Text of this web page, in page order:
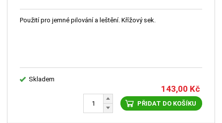
Použití pro jemné pilování a leštění. Křížový sek.
Skladem
143,00 Kč
PŘIDAT DO KOŠÍKU